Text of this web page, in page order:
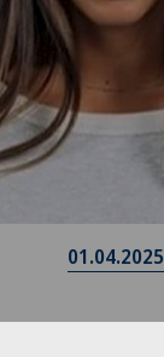
01.04.2025